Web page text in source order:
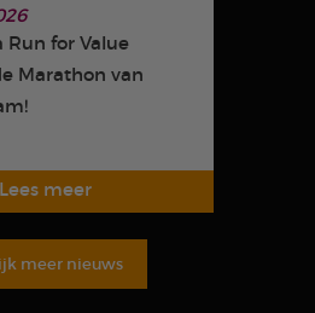
Run for Value
Marathon van
meer nieuws